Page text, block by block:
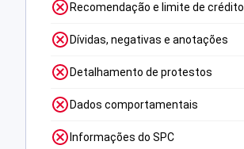
Recomendação e limite de crédito
Dívidas, negativas e anotações
Detalhamento de protestos
Dados comportamentais
Informações do SPC